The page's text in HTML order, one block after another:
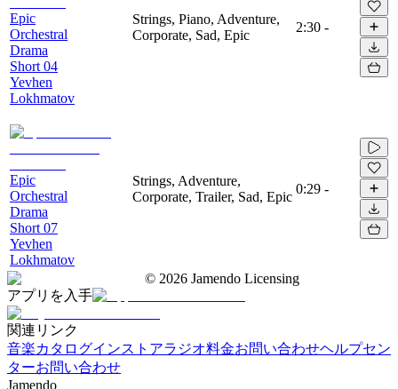
Epic
Orchestral
Drama
Short 04
Yevhen
Lokhmatov
Strings, Piano, Adventure,
Corporate, Sad, Epic
2:30 -
Epic
Orchestral
Drama
Short 07
Yevhen
Lokhmatov
Strings, Adventure,
Corporate, Trailer, Sad, Epic
0:29 -
© 2026 Jamendo Licensing
アプリを入手
関連リンク
音楽カタログインストアラジオ料金お問い合わせヘルプセン
ターお問い合わせ
Jamendo